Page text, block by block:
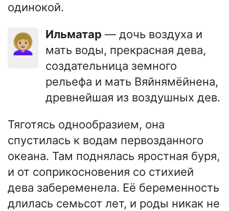
одинокой.
👩🏼‍🦱 Ильматар — дочь воздуха и
мать воды, прекрасная дева,
создательница земного
рельефа и мать Вяйнямёйнена,
древнейшая из воздушных дев.
Тяготясь однообразием, она
спустилась к водам первозданного
океана. Там поднялась яростная буря,
и от соприкосновения со стихией
дева забеременела. Её беременность
длилась семьсот лет, и роды никак не